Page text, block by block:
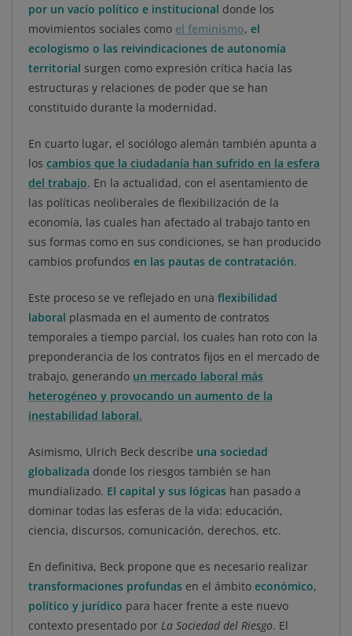
por un vacío político e institucional donde los
movimientos sociales como el feminismo, el
ecologismo o las reivindicaciones de autonomía
territorial surgen como expresión crítica hacia las
estructuras y relaciones de poder que se han
constituido durante la modernidad.
En cuarto lugar, el sociólogo alemán también apunta a
los cambios que la ciudadanía han sufrido en la esfera
del trabajo. En la actualidad, con el asentamiento de
las políticas neoliberales de flexibilización de la
economía, las cuales han afectado al trabajo tanto en
sus formas como en sus condiciones, se han producido
cambios profundos en las pautas de contratación.
Este proceso se ve reflejado en una flexibilidad
laboral plasmada en el aumento de contratos
temporales a tiempo parcial, los cuales han roto con la
preponderancia de los contratos fijos en el mercado de
trabajo, generando un mercado laboral más
heterogéneo y provocando un aumento de la
inestabilidad laboral.
Asimismo, Ulrich Beck describe una sociedad
globalizada donde los riesgos también se han
mundializado. El capital y sus lógicas han pasado a
dominar todas las esferas de la vida: educación,
ciencia, discursos, comunicación, derechos, etc.
En definitiva, Beck propone que es necesario realizar
transformaciones profundas en el ámbito económico,
político y jurídico para hacer frente a este nuevo
contexto presentado por La Sociedad del Riesgo. El